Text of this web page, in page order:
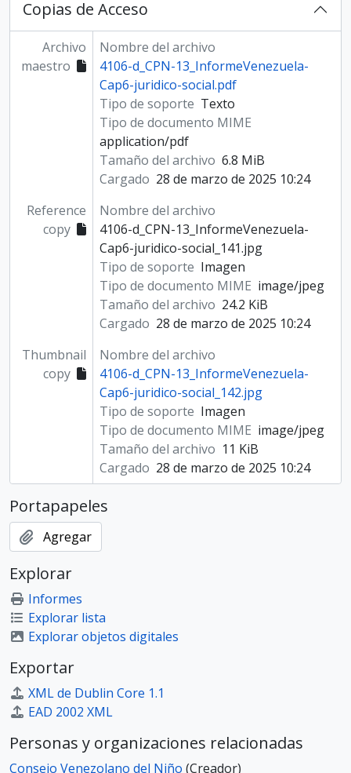
Copias de Acceso
Archivo
maestro
Nombre del archivo
4106-d_CPN-13_InformeVenezuela-
Cap6-juridico-social.pdf
Tipo de soporte Texto
Tipo de documento MIME
application/pdf
Tamaño del archivo 6.8 MiB
Cargado 28 de marzo de 2025 10:24
Reference
copy
Nombre del archivo
4106-d_CPN-13_InformeVenezuela-
Cap6-juridico-social_141.jpg
Tipo de soporte Imagen
Tipo de documento MIME image/jpeg
Tamaño del archivo 24.2 KiB
Cargado 28 de marzo de 2025 10:24
Thumbnail
copy
Nombre del archivo
4106-d_CPN-13_InformeVenezuela-
Cap6-juridico-social_142.jpg
Tipo de soporte Imagen
Tipo de documento MIME image/jpeg
Tamaño del archivo 11 KiB
Cargado 28 de marzo de 2025 10:24
Portapapeles
Agregar
Explorar
Informes
Explorar lista
Explorar objetos digitales
Exportar
XML de Dublin Core 1.1
EAD 2002 XML
Personas y organizaciones relacionadas
Consejo Venezolano del Niño (Creador)